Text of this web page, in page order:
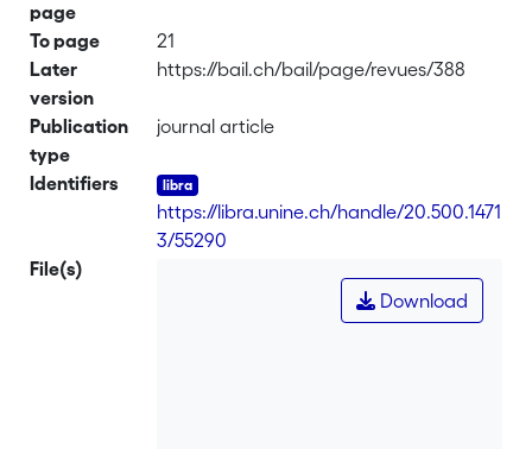
page
To page
21
Later
version
https://bail.ch/bail/page/revues/388
Publication
type
journal article
Identifiers
https://libra.unine.ch/handle/20.500.1471
3/55290
File(s)
Download